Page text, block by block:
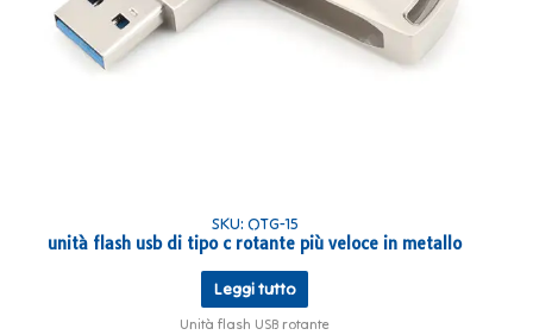
SKU: OTG-15
unità flash usb di tipo c rotante più veloce in metallo
Leggi tutto
Unità flash USB rotante